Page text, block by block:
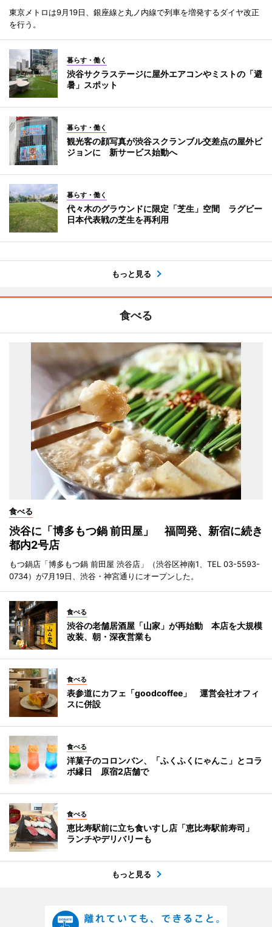
東京メトロは9月19日、銀座線と丸ノ内線で列車を増発するダイヤ改正
を行う。
暮らす・働く
渋谷サクラステージに屋外エアコンやミストの「避
暑」スポット
暮らす・働く
観光客の顔写真が渋谷スクランブル交差点の屋外ビ
ジョンに 新サービス始動へ
暮らす・働く
代々木のグラウンドに限定「芝生」空間 ラグビー
日本代表戦の芝生を再利用
もっと見る
食べる
食べる
渋谷に「博多もつ鍋 前田屋」 福岡発、新宿に続き
都内2号店
もつ鍋店「博多もつ鍋 前田屋 渋谷店」（渋谷区神南1、TEL 03-5593-
0734）が7月19日、渋谷・神宮通りにオープンした。
食べる
渋谷の老舗居酒屋「山家」が再始動 本店を大規模
改装、朝・深夜営業も
食べる
表参道にカフェ「goodcoffee」 運営会社オフィ
スに併設
食べる
洋菓子のコロンバン、「ふくふくにゃんこ」とコラ
ボ縁日 原宿2店舗で
食べる
恵比寿駅前に立ち食いすし店「恵比寿駅前寿司」
ランチやデリバリーも
もっと見る